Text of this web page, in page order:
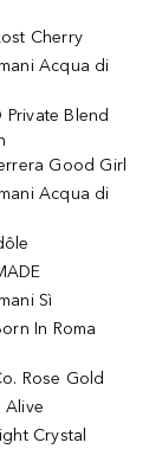
Cherry
Acqua di
Private Blend
Good Girl
Acqua di
Sì
In Roma
Rose Gold
Alive
Crystal